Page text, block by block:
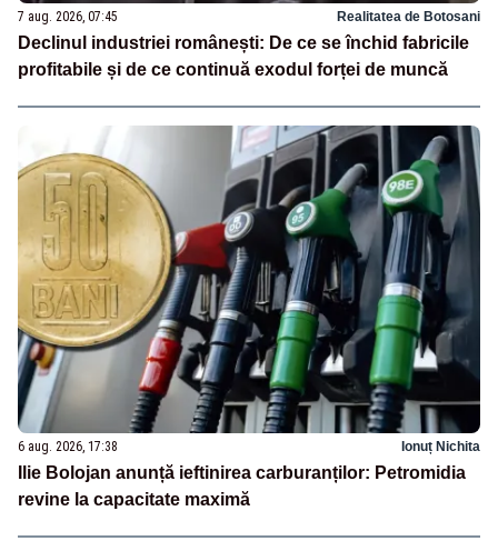
7 aug. 2026, 07:45 Realitatea de Botosani
Declinul industriei românești: De ce se închid fabricile
profitabile și de ce continuă exodul forței de muncă
6 aug. 2026, 17:38 Ionuț Nichita
Ilie Bolojan anunță ieftinirea carburanților: Petromidia
revine la capacitate maximă